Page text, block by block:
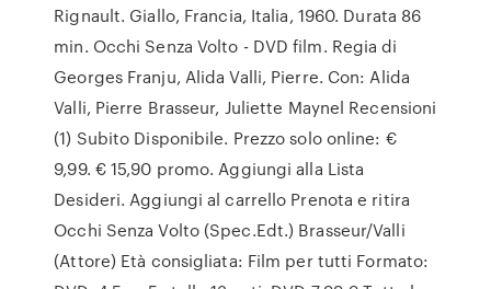
Rignault. Giallo, Francia, Italia, 1960. Durata 86
min. Occhi Senza Volto - DVD film. Regia di
Georges Franju, Alida Valli, Pierre. Con: Alida
Valli, Pierre Brasseur, Juliette Maynel Recensioni
(1) Subito Disponibile. Prezzo solo online: €
9,99. € 15,90 promo. Aggiungi alla Lista
Desideri. Aggiungi al carrello Prenota e ritira
Occhi Senza Volto (Spec.Edt.) Brasseur/Valli
(Attore) Età consigliata: Film per tutti Formato: